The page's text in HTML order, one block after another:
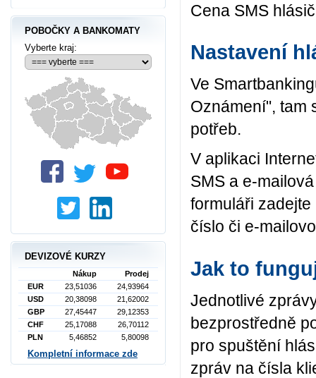
Cena SMS
Nastavení
Ve
Oznámení", tam
potřeb.
V aplikaci
SMS a e-
formuláři
číslo či e-
Jak to
Jednotlivé
bezprostředně
pro spuštění
zpráv na čísla
POBOČKY A BANKOMATY
Vyberte kraj:
DEVIZOVÉ KURZY
Nákup
Prodej
EUR
23,51036
24,93964
USD
20,38098
21,62002
GBP
27,45447
29,12353
CHF
25,17088
26,70112
PLN
5,46852 5,80098
Kompletní informace zde